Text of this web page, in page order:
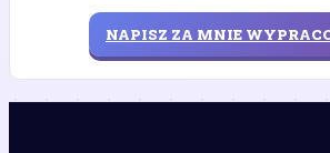
NAPISZ ZA MNIE